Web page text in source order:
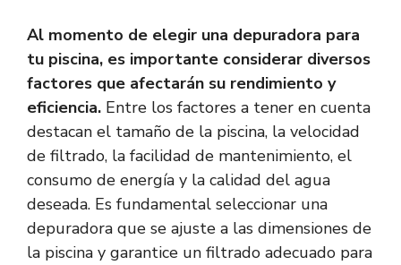
Al momento de elegir una depuradora para
tu piscina, es importante considerar diversos
factores que afectarán su rendimiento y
eficiencia. Entre los factores a tener en cuenta
destacan el tamaño de la piscina, la velocidad
de filtrado, la facilidad de mantenimiento, el
consumo de energía y la calidad del agua
deseada. Es fundamental seleccionar una
depuradora que se ajuste a las dimensiones de
la piscina y garantice un filtrado adecuado para